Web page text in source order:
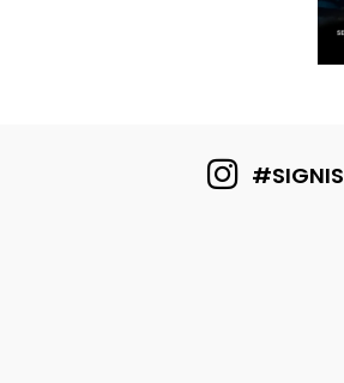
#SIGNIS